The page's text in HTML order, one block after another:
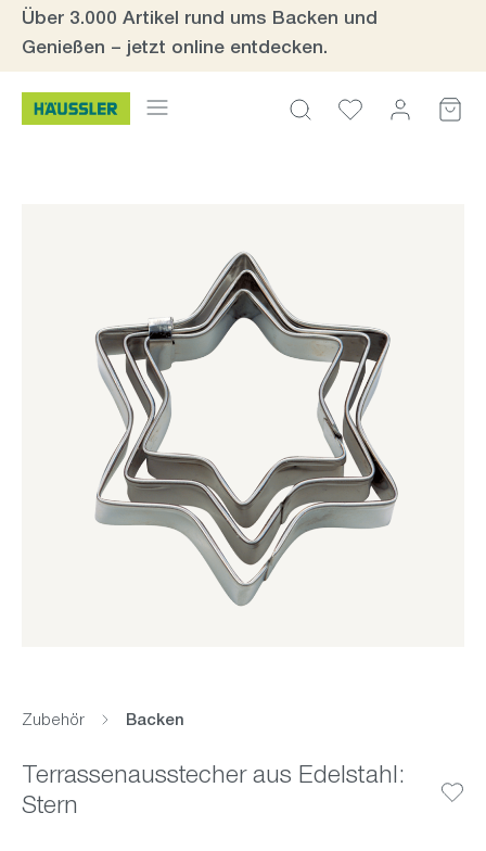
Zum Hauptinhalt springen
Über 3.000 Artikel rund ums Backen und
Genießen – jetzt online entdecken.
Zubehör Backen
Terrassenausstecher aus Edelstahl:
Stern